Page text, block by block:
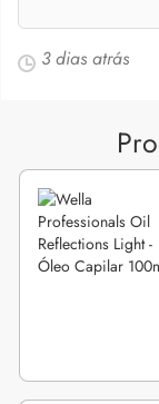
3 dias atrás